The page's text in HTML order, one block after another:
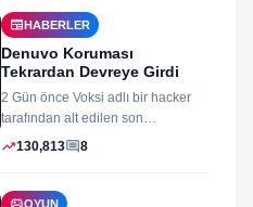
newspaperHABERLER
Denuvo Koruması
Tekrardan Devreye Girdi
2 Gün önce Voksi adlı bir hacker
tarafından alt edilen son
dönemlerin yıkılmaz korsan
trending_up130,813comment8
sports_esportsOYUN